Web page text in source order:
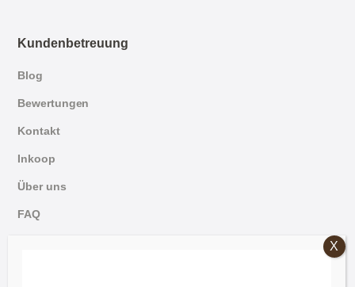
Kundenbetreuung
Blog
Bewertungen
Kontakt
Inkoop
Über uns
FAQ